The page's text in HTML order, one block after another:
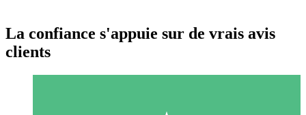
La confiance s'appuie sur de vrais avis
clients